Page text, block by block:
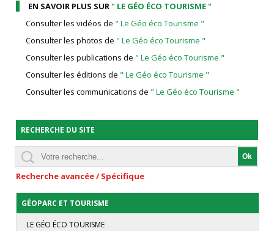
EN SAVOIR PLUS SUR" LE GÉO ÉCO TOURISME "
Consulter les vidéos de " Le Géo éco Tourisme "
Consulter les photos de " Le Géo éco Tourisme "
Consulter les publications de " Le Géo éco Tourisme "
Consulter les éditions de " Le Géo éco Tourisme "
Consulter les communications de " Le Géo éco Tourisme "
RECHERCHE DU SITE
Recherche avancée / Spécifique
GÉOPARC ET TOURISME
LE GÉO ÉCO TOURISME